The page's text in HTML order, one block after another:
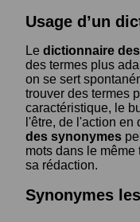
Usage d’un
Le dictionnaire
des termes plus
on se sert
trouver des termes
caractéristique, le
l'être, de l'action en
des synonymes
mots dans le même
sa rédaction.
Synonymes